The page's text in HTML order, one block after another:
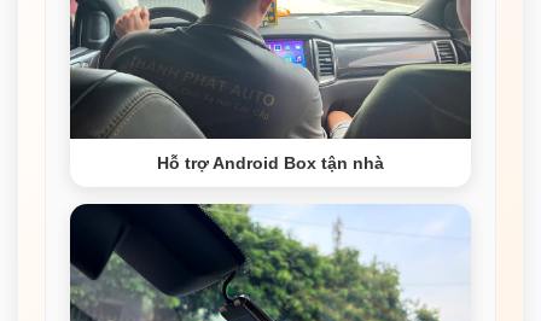
Hỗ trợ Android Box tận nhà